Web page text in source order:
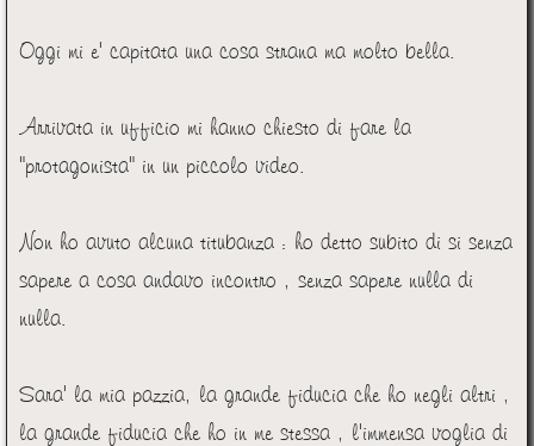
Oggi mi e' capitata una cosa strana ma molto bella.
Arrivata in ufficio mi hanno chiesto di fare la
"protagonista" in un piccolo video.
Non ho avuto alcuna titubanza : ho detto subito di si senza
sapere a cosa andavo incontro , senza sapere nulla di
nulla.
Sara' la mia pazzia, la grande fiducia che ho negli altri ,
la grande fiducia che ho in me stessa , l'immensa voglia di